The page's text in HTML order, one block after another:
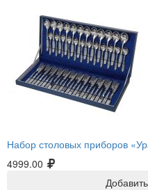
Набор столовых приборов
4999.00